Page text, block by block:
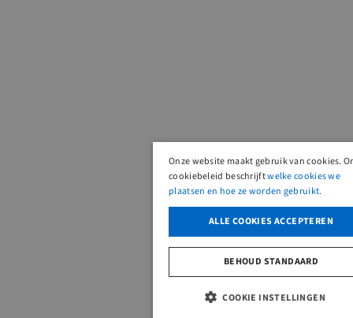
Onze website maakt gebruik van cookies.
cookiebeleid beschrijftwelke cookies we
plaatsen en hoe ze worden gebruikt.
ALLE COOKIES ACCEPTEREN
BEHOUD STANDAARD
COOKIE INSTELLINGEN